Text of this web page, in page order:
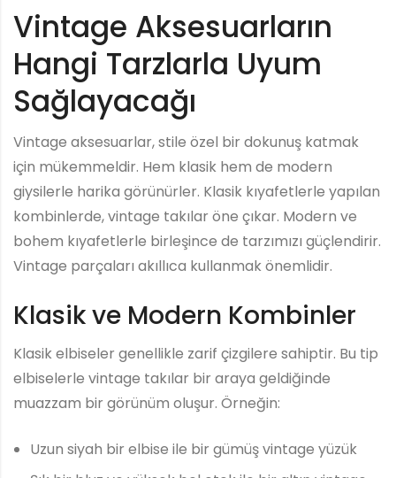
Vintage Aksesuarların
Hangi Tarzlarla Uyum
Sağlayacağı
Vintage aksesuarlar, stile özel bir dokunuş katmak
için mükemmeldir. Hem klasik hem de modern
giysilerle harika görünürler. Klasik kıyafetlerle yapılan
kombinlerde, vintage takılar öne çıkar. Modern ve
bohem kıyafetlerle birleşince de tarzımızı güçlendirir.
Vintage parçaları akıllıca kullanmak önemlidir.
Klasik ve Modern Kombinler
Klasik elbiseler genellikle zarif çizgilere sahiptir. Bu tip
elbiselerle vintage takılar bir araya geldiğinde
muazzam bir görünüm oluşur. Örneğin:
Uzun siyah bir elbise ile bir gümüş vintage yüzük